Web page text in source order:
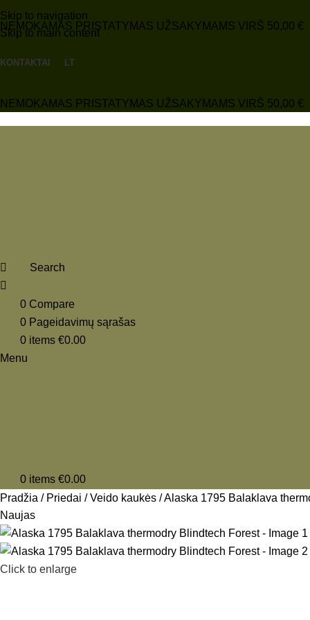
Skip to navigation
Skip to main content
NEMOKAMAS PRISTATYMAS UŽSAKYMAMS VIRŠ 50,00 €
KONTAKTAI LT
NEMOKAMAS PRISTATYMAS UŽSAKYMAMS VIRŠ 50,00 €
Search
0 Compare
0 Pageidavimų sąrašas
0 items €0.00
Menu
0 items €0.00
Pradžia
Priedai Veido kaukės
Alaska 1795 Balaklava
Naujas
Click to enlarge